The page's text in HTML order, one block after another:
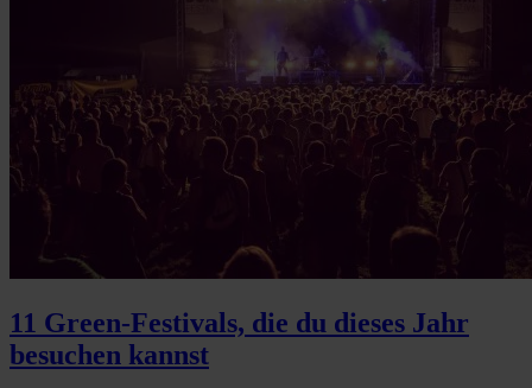
11 Green-Festivals, die du dieses Jahr
besuchen kannst